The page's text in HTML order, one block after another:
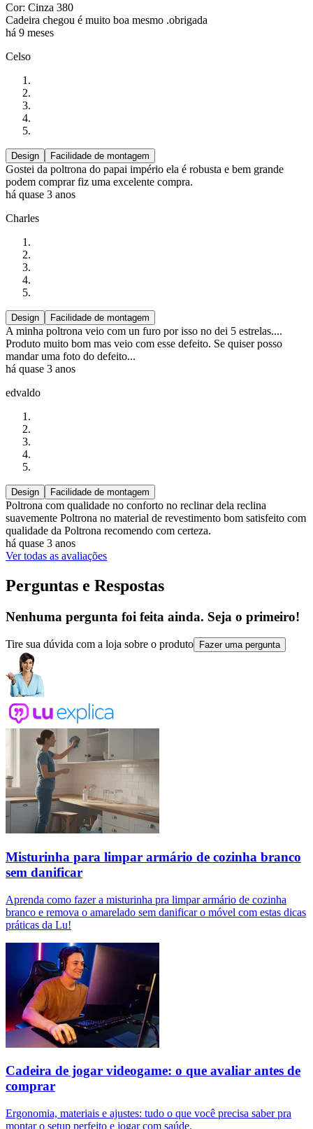
Cor: Cinza 380
Cadeira chegou é muito boa mesmo .obrigada
há 9 meses
Celso
Design Facilidade de montagem
Gostei da poltrona do papai império ela é robusta e bem grande
podem comprar fiz uma excelente compra.
há quase 3 anos
Charles
Design Facilidade de montagem
A minha poltrona veio com un furo por isso no dei 5 estrelas....
Produto muito bom mas veio com esse defeito. Se quiser posso
mandar uma foto do defeito...
há quase 3 anos
edvaldo
Design Facilidade de montagem
Poltrona com qualidade no conforto no reclinar dela reclina
suavemente Poltrona no material de revestimento bom satisfeito com
qualidade da Poltrona recomendo com certeza.
há quase 3 anos
Ver todas as avaliações
Perguntas e Respostas
Nenhuma pergunta foi feita ainda. Seja o primeiro!
Tire sua dúvida com a loja sobre o produto Fazer uma pergunta
Misturinha para limpar armário de cozinha branco
sem danificar
Aprenda como fazer a misturinha pra limpar armário de cozinha
branco e remova o amarelado sem danificar o móvel com estas dicas
práticas da Lu!
Cadeira de jogar videogame: o que avaliar antes de
comprar
Ergonomia, materiais e ajustes: tudo o que você precisa saber pra
montar o setup perfeito e jogar com saúde.